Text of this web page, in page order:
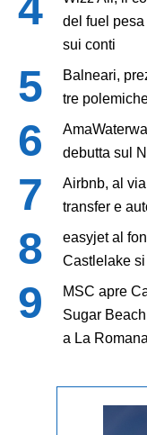
del fuel pesa
sui conti
Balneari,
tre
debutta sul
Airbnb, al
transfer e
easyjet al
Castlelake si
MSC apre
Sugar Beach
a La Romana